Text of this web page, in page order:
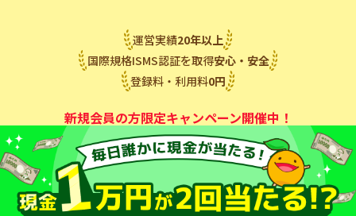
運営実績20年以上
国際規格ISMS認証を取得安心・安全
登録料・利用料0円
新規会員の方限定キャンペーン開催中！